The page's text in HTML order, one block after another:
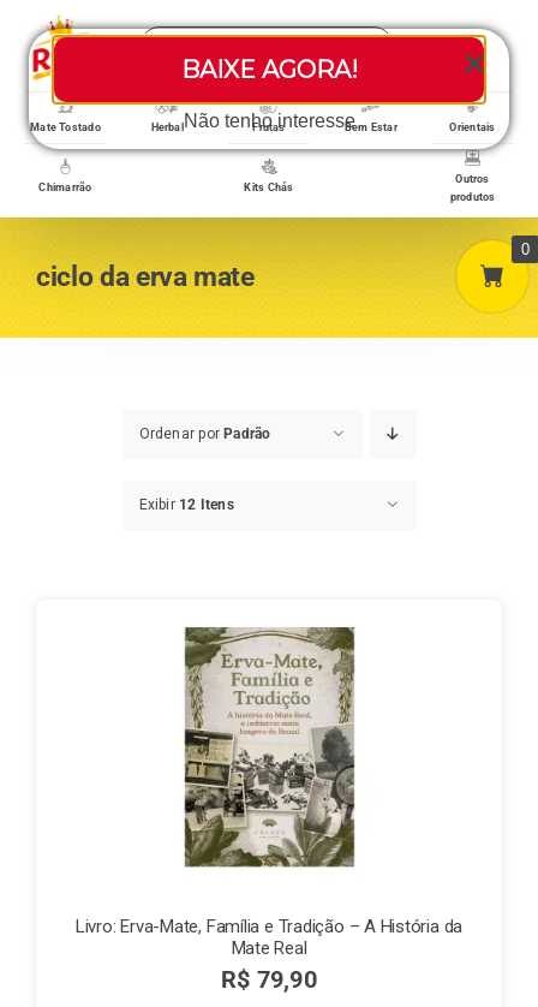
BAIXE AGORA!
Não tenho interesse
content
Search
Toggle
Loja/Produtos
Home
A empresa
Carrinho
Exportação
Blog
Mate Tostado Herbal Frutas Bem Estar Orientais
Chimarrão Kits Chás
Outros
produtos
ciclo da erva mate
Ordenar por Padrão
Exibir 12 Itens
Livro: Erva-Mate, Família e Tradição – A História da
Mate Real
R$ 79,90
0